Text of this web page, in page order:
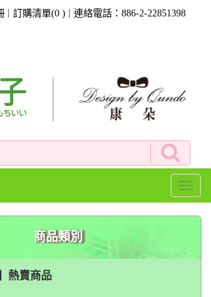
訂購清單(0 ) 連絡電話：886-2-22851398
Toggle
商品類別
熱賣商品